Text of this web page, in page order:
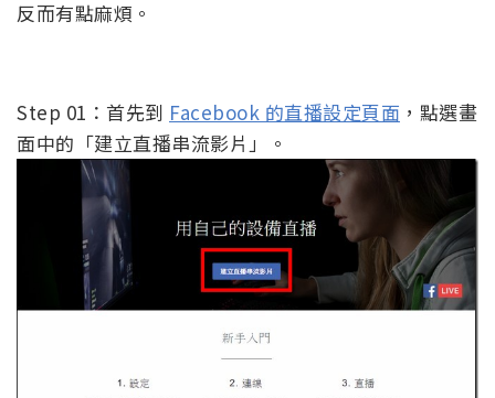
反而有點麻煩。
Step 01：首先到 Facebook 的直播設定頁面 ，點選畫
面中的「建立直播串流影片」。